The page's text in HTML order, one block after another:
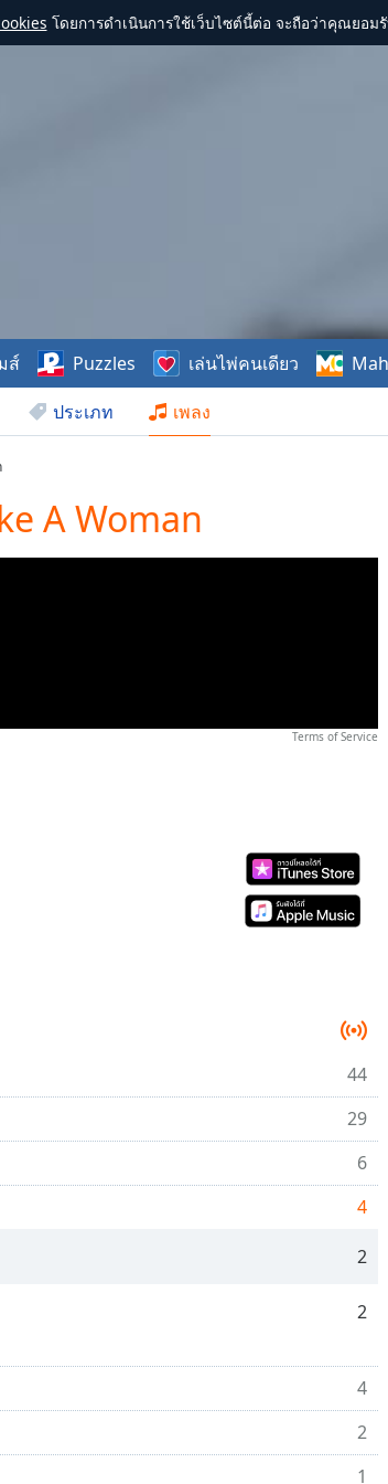
โดยการดำเนินการใช้เว็บไซต์นี้ต่อ จะถือว่าคุณยอม
ประเภท เพลง
ส์ Puzzles เล่นไพ่คนเดียว
A Woman
Terms of Service
44
29
6
4
2
2
4
2
1